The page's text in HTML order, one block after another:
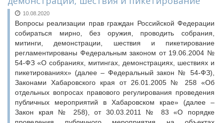
Опыт регионов
Методические материалы
Опыт муниципалитетов
Судебная практика
Мнение специалиста
Конкурсы Совета
Семинары Совета
Издания Совета
Вопрос-ответ
10.08.2020
Вопросы реализации прав граждан Российской Федерации
собираться мирно, без оружия, проводить собрания,
митинги, демонстрации, шествия и пикетирование
регламентированы Федеральным законом от 19.06.2004 №
54-ФЗ «О собраниях, митингах, демонстрациях, шествиях и
пикетированиях» (далее – Федеральный закон № 54-ФЗ),
Законами Хабаровского края от 26.01.2005 № 258 «Об
отдельных вопросах правового регулирования проведения
публичных мероприятий в Хабаровском крае» (далее –
Закон края № 258), от 30.03.2011 № 83 «О порядке